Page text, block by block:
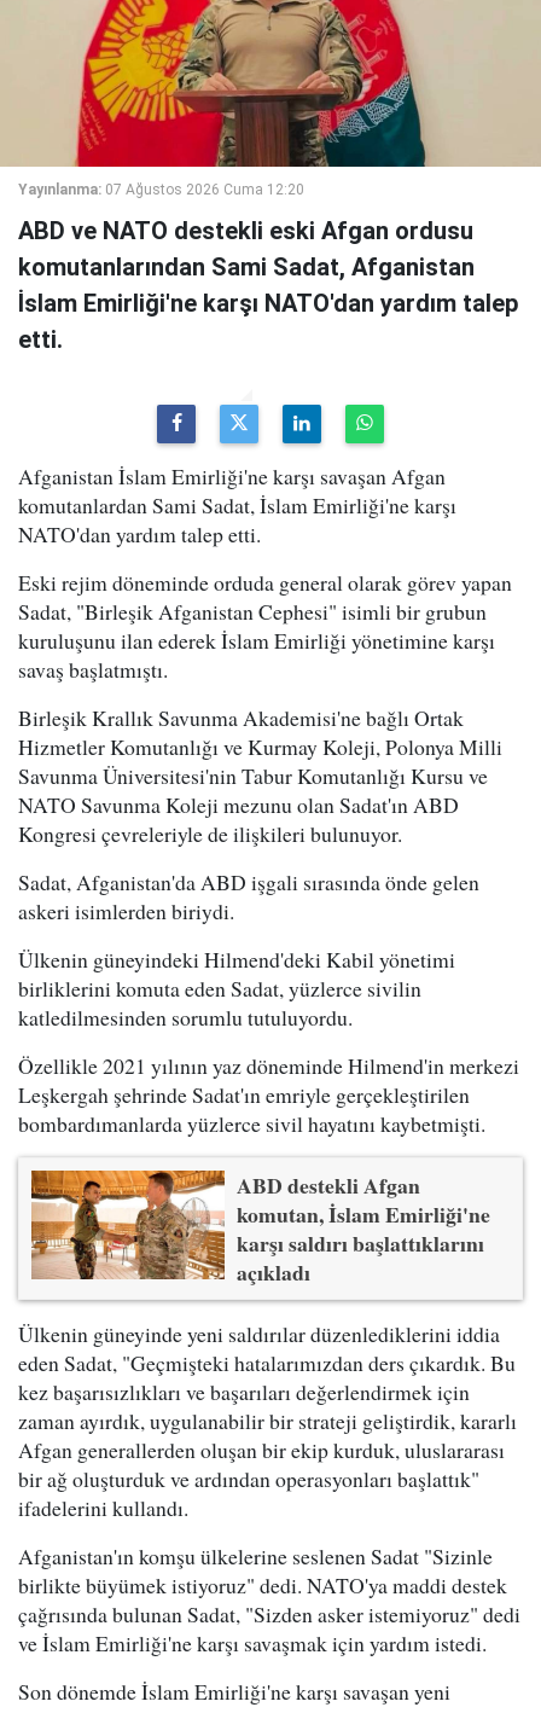
Yayınlanma: 07 Ağustos 2026 Cuma 12:20
ABD ve NATO destekli eski Afgan ordusu
komutanlarından Sami Sadat, Afganistan
İslam Emirliği'ne karşı NATO'dan yardım talep
etti.
Afganistan İslam Emirliği'ne karşı savaşan Afgan
komutanlardan Sami Sadat, İslam Emirliği'ne karşı
NATO'dan yardım talep etti.
Eski rejim döneminde orduda general olarak görev yapan
Sadat, "Birleşik Afganistan Cephesi" isimli bir grubun
kuruluşunu ilan ederek İslam Emirliği yönetimine karşı
savaş başlatmıştı.
Birleşik Krallık Savunma Akademisi'ne bağlı Ortak
Hizmetler Komutanlığı ve Kurmay Koleji, Polonya Milli
Savunma Üniversitesi'nin Tabur Komutanlığı Kursu ve
NATO Savunma Koleji mezunu olan Sadat'ın ABD
Kongresi çevreleriyle de ilişkileri bulunuyor.
Sadat, Afganistan'da ABD işgali sırasında önde gelen
askeri isimlerden biriydi.
Ülkenin güneyindeki Hilmend'deki Kabil yönetimi
birliklerini komuta eden Sadat, yüzlerce sivilin
katledilmesinden sorumlu tutuluyordu.
Özellikle 2021 yılının yaz döneminde Hilmend'in merkezi
Leşkergah şehrinde Sadat'ın emriyle gerçekleştirilen
bombardımanlarda yüzlerce sivil hayatını kaybetmişti.
ABD destekli Afgan
komutan, İslam Emirliği'ne
karşı saldırı başlattıklarını
açıkladı
Ülkenin güneyinde yeni saldırılar düzenlediklerini iddia
eden Sadat, "Geçmişteki hatalarımızdan ders çıkardık. Bu
kez başarısızlıkları ve başarıları değerlendirmek için
zaman ayırdık, uygulanabilir bir strateji geliştirdik, kararlı
Afgan generallerden oluşan bir ekip kurduk, uluslararası
bir ağ oluşturduk ve ardından operasyonları başlattık"
ifadelerini kullandı.
Afganistan'ın komşu ülkelerine seslenen Sadat "Sizinle
birlikte büyümek istiyoruz" dedi. NATO'ya maddi destek
çağrısında bulunan Sadat, "Sizden asker istemiyoruz" dedi
ve İslam Emirliği'ne karşı savaşmak için yardım istedi.
Son dönemde İslam Emirliği'ne karşı savaşan yeni